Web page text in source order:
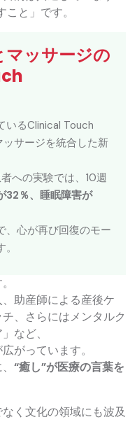
と」です。
マッサージの
いるClinical Touch
サージを統合した新
への実験では、10週
32％、睡眠障害が
、心が再び回復のモー
助産師による産後ケ
、さらにはメンタルク
など、
がっています。
“癒し”が医療の言葉を
く文化の領域にも波及